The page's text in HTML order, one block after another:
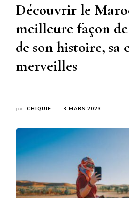
Découvrir le
meilleure façon
de son histoire, sa
merveilles
par CHIQUIE 3 MARS 2023